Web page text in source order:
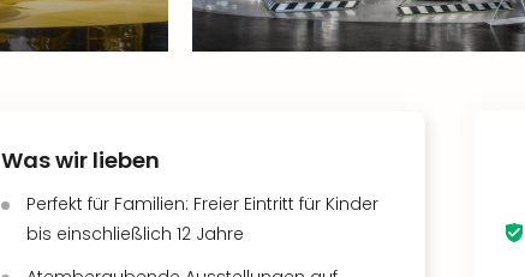
Was wir lieben
Perfekt für Familien: Freier Eintritt für Kinder
bis einschließlich 12 Jahre